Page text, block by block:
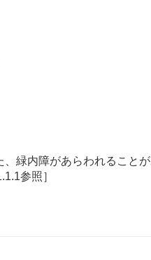
緑内障があらわれること
参照］